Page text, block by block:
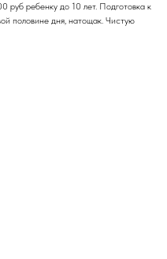
руб ребенку до 10 лет. Подготовка к
половине дня, натощак. Чистую